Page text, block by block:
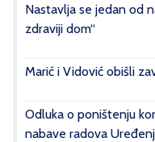
Nastavlja se jedan od
zdraviji dom“
Marić i Vidović obišli
Odluka o poništenju
nabave radova